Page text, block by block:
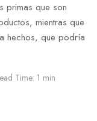
primas que son
mientras que
hechos, que podría
Time: 1 min